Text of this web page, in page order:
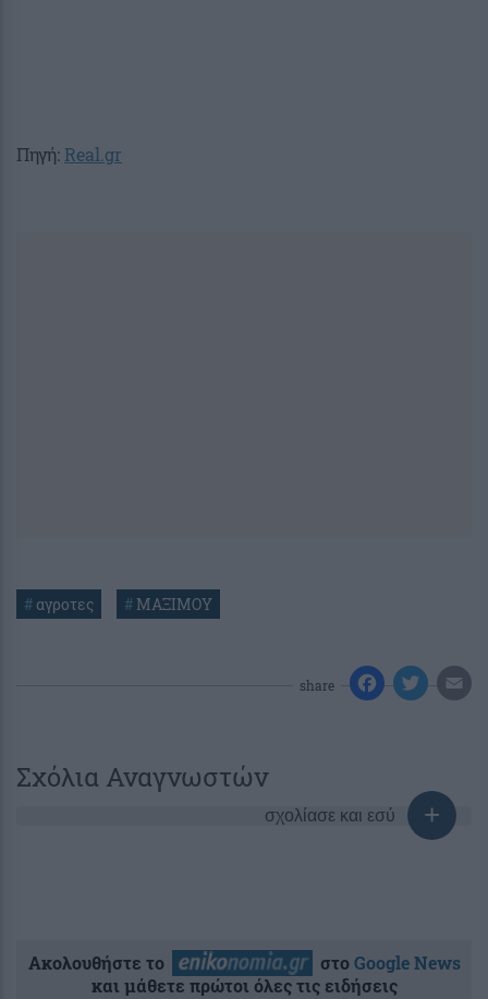
Πηγή: Real.gr
# αγροτες # ΜΑΞΙΜΟΥ
share
Σχόλια Αναγνωστών
σχολίασε και εσύ
Ακολουθήστε το στοGoogle News
και μάθετε πρώτοι όλες τις ειδήσεις